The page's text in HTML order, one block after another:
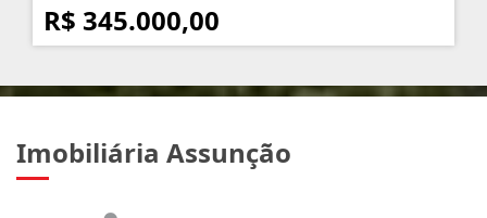
R$ 345.000,00
Imobiliária Assunção